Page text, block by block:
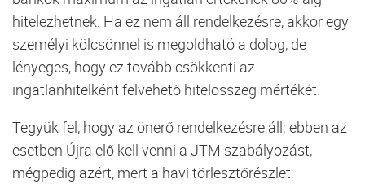
hitelezhetnek. Ha ez nem áll rendelkezésre, akkor egy
személyi kölcsönnel is megoldható a dolog, de
lényeges, hogy ez tovább csökkenti az
ingatlanhitelként felvehető hitelösszeg mértékét.
Tegyük fel, hogy az önerő rendelkezésre áll; ebben az
esetben Újra elő kell venni a JTM szabályozást,
mégpedig azért, mert a havi törlesztőrészlet